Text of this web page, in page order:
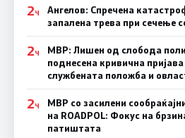
2Ч
Ангелов: Спречена
запалена трева при сечење
2Ч
МВР: Лишен од слобода
поднесена кривична
службената положба и
2Ч
МВР со засилени
на ROADPOL: Фокус на
патиштата